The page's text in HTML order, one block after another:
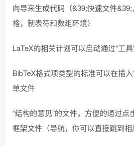
向导来生成代码（&39;快速文件
格，制表符和数组环境）
LaTeX的相关计划可以启动通过“工
BibTeX格式项类型的标准可以在插入
单文件
“结构的意见”的文件，方便的通过点
框架文件（导航，你可以直接跳到